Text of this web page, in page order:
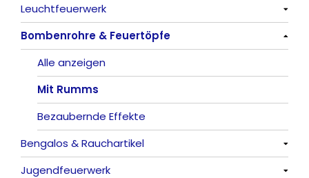
Alle anzeigen
China-Böller
Knaller / Kanonenschläge
Reibkopfknaller
Frösche, Pfeiffer
Leuchtfeuerwerk
Alle anzeigen
Vulkane
Fontänen
Sonnen
Feuervögel
Römische Lichter
Bombenrohre & Feuertöpfe
Alle anzeigen
Mit Rumms
Bezaubernde Effekte
Bengalos & Rauchartikel
Alle anzeigen
Jugendfeuerwerk